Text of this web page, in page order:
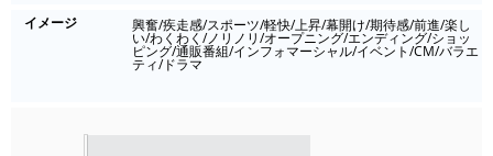
イメージ
興奮/疾走感/スポーツ/軽快/上昇/幕開け/期待感/前進/楽し
い/わくわく/ノリノリ/オープニング/エンディング/ショッ
ピング/通販番組/インフォマーシャル/イベント/CM/バラエ
ティ/ドラマ